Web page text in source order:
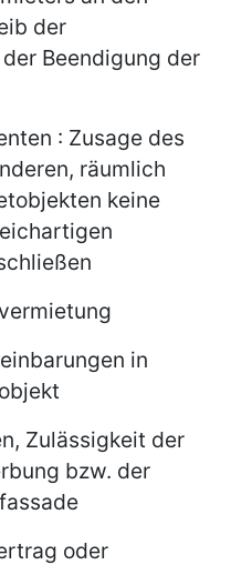
der
Beendigung der
: Zusage des
räumlich
keine
in
Zulässigkeit der
bzw. der
oder